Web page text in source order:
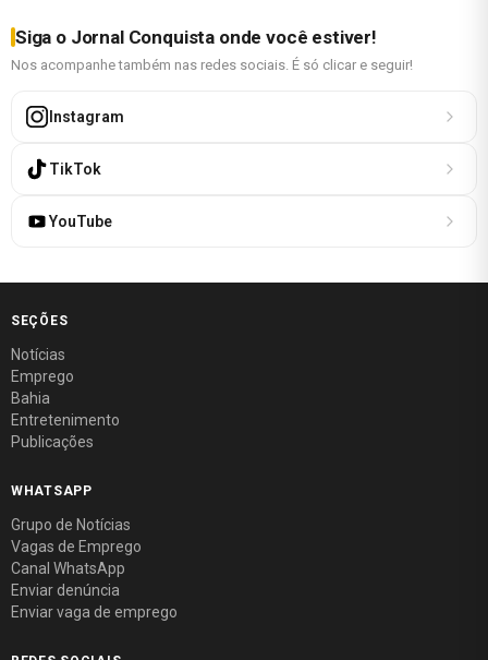
Siga o Jornal Conquista onde você estiver!
Nos acompanhe também nas redes sociais. É só clicar e seguir!
Instagram
TikTok
YouTube
SEÇÕES
Notícias
Emprego
Bahia
Entretenimento
Publicações
WHATSAPP
Grupo de Notícias
Vagas de Emprego
Canal WhatsApp
Enviar denúncia
Enviar vaga de emprego